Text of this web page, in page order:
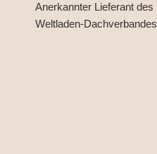
Anerkannter Lieferant des
Weltladen-Dachverbandes